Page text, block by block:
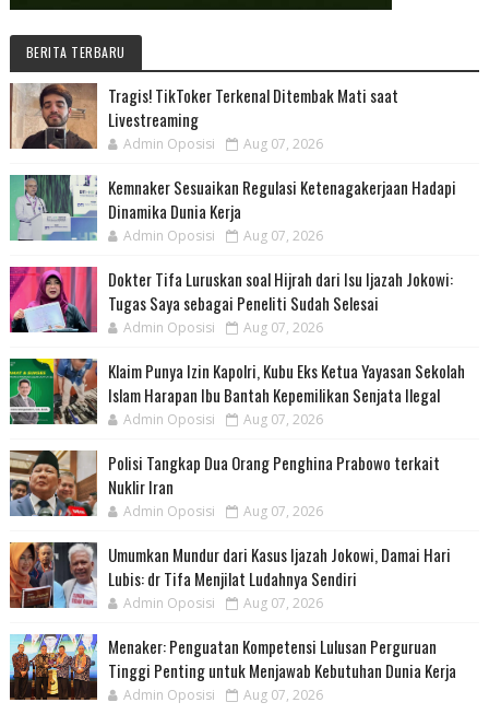
BERITA TERBARU
Tragis! TikToker Terkenal Ditembak Mati saat
Livestreaming
Admin Oposisi Aug 07, 2026
Kemnaker Sesuaikan Regulasi Ketenagakerjaan Hadapi
Dinamika Dunia Kerja
Admin Oposisi Aug 07, 2026
Dokter Tifa Luruskan soal Hijrah dari Isu Ijazah Jokowi:
Tugas Saya sebagai Peneliti Sudah Selesai
Admin Oposisi Aug 07, 2026
Klaim Punya Izin Kapolri, Kubu Eks Ketua Yayasan Sekolah
Islam Harapan Ibu Bantah Kepemilikan Senjata Ilegal
Admin Oposisi Aug 07, 2026
Polisi Tangkap Dua Orang Penghina Prabowo terkait
Nuklir Iran
Admin Oposisi Aug 07, 2026
Umumkan Mundur dari Kasus Ijazah Jokowi, Damai Hari
Lubis: dr Tifa Menjilat Ludahnya Sendiri
Admin Oposisi Aug 07, 2026
Menaker: Penguatan Kompetensi Lulusan Perguruan
Tinggi Penting untuk Menjawab Kebutuhan Dunia Kerja
Admin Oposisi Aug 07, 2026